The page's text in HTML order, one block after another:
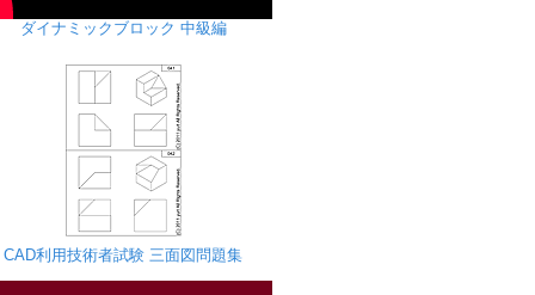
ダイナミックブロック 中級編
CAD利用技術者試験 三面図問題集